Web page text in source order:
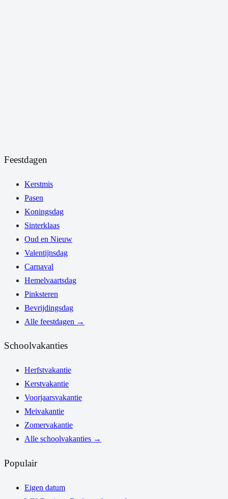
Feestdagen
Kerstmis
Pasen
Koningsdag
Sinterklaas
Oud en Nieuw
Valentijnsdag
Carnaval
Hemelvaartsdag
Pinksteren
Bevrijdingsdag
Alle feestdagen →
Schoolvakanties
Herfstvakantie
Kerstvakantie
Voorjaarsvakantie
Meivakantie
Zomervakantie
Alle schoolvakanties →
Populair
Eigen datum